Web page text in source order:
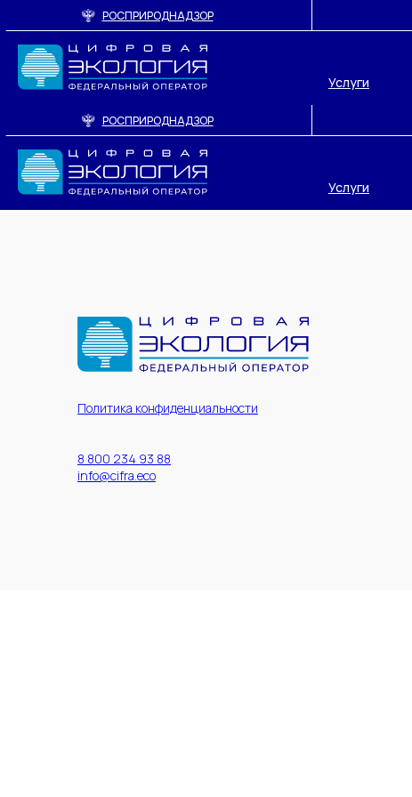
РОСПРИРОДНАДЗОР
Услуги
РОСПРИРОДНАДЗОР
Услуги
Политика конфиденциальности
8 800 234 93 88
info@cifra.eco